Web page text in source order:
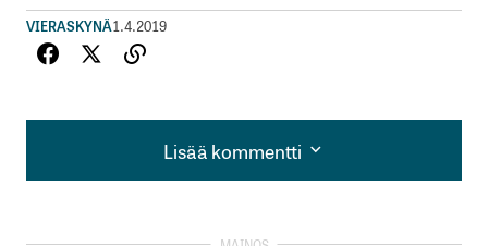
VIERASKYNÄ1.4.2019
Lisää kommentti
Lisää kommentti